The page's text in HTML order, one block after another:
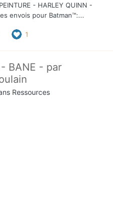
- HARLEY QUINN -
envois pour Batman™:...
1
- BANE - par
Ressources